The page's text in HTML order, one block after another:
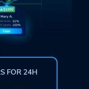
FOR 24H